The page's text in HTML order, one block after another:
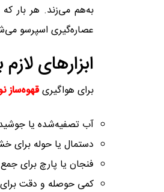
به‌هم می‌زند. هر بار
عصاره‌گیری اسپرسو
ابزارهای
برای هواگیریقهوه‌ساز
آب تصفیه‌شده یا
دستمال یا حوله برای
فنجان یا پارچ برای
کمی حوصله و دقت برای